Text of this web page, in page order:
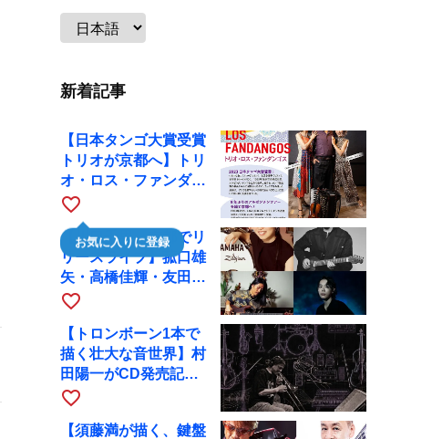
新着記事
【日本タンゴ大賞受賞
トリオが京都へ】トリ
オ・ロス・ファンダン
ゴスが10月9日にRAG
で公演
favorite_border
お気に入りに登録
【川口千里、京都でリ
リースライブ】菰口雄
矢・高橋佳輝・友田ジ
ュンと9月28日にRAG
favorite_border
【トロンボーン1本で
描く壮大な音世界】村
田陽一がCD発売記念
ツアーで9月4日に京
favorite_border
【須藤満が描く、鍵盤